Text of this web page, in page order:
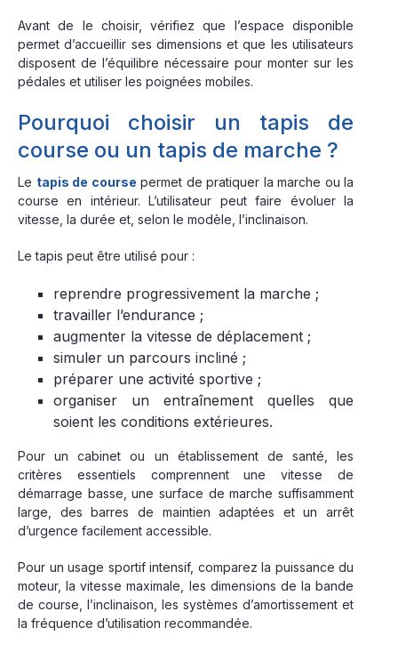
Avant de le choisir, vérifiez que l’espace disponible
permet d’accueillir ses dimensions et que les utilisateurs
disposent de l’équilibre nécessaire pour monter sur les
pédales et utiliser les poignées mobiles.
Pourquoi choisir un tapis de
course ou un tapis de marche ?
Le tapis de course permet de pratiquer la marche ou la
course en intérieur. L’utilisateur peut faire évoluer la
vitesse, la durée et, selon le modèle, l’inclinaison.
Le tapis peut être utilisé pour :
reprendre progressivement la marche ;
travailler l’endurance ;
augmenter la vitesse de déplacement ;
simuler un parcours incliné ;
préparer une activité sportive ;
organiser un entraînement quelles que
soient les conditions extérieures.
Pour un cabinet ou un établissement de santé, les
critères essentiels comprennent une vitesse de
démarrage basse, une surface de marche suffisamment
large, des barres de maintien adaptées et un arrêt
d’urgence facilement accessible.
Pour un usage sportif intensif, comparez la puissance du
moteur, la vitesse maximale, les dimensions de la bande
de course, l’inclinaison, les systèmes d’amortissement et
la fréquence d’utilisation recommandée.